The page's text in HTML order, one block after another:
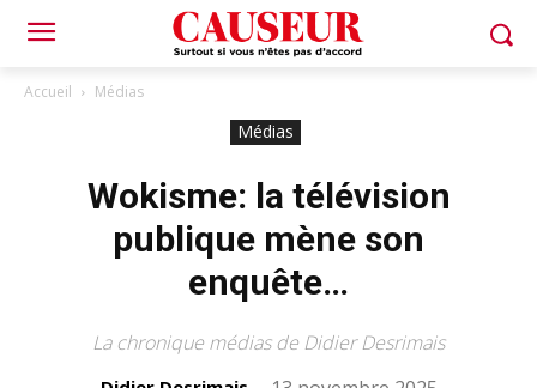
Accueil Médias
Médias
Wokisme: la télévision
publique mène son
enquête…
La chronique médias de Didier Desrimais